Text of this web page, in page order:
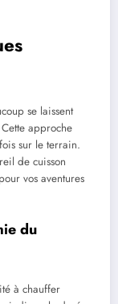
se laissent
approche
sur le terrain.
de cuisson
vos aventures
du
à chauffer